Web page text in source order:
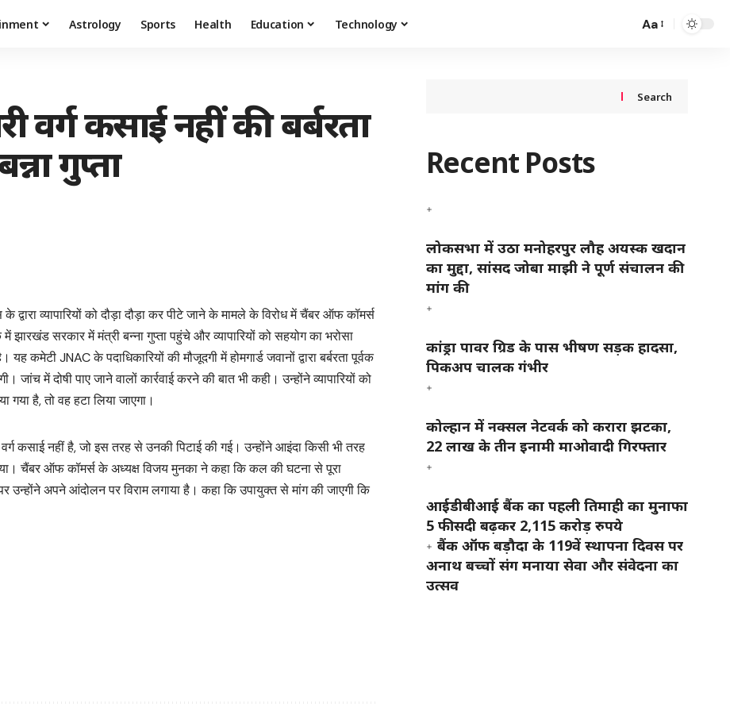
Astrology Sports Health Education Technology Aa
वर्ग कसाई नहीं की बर्बरता
गुप्ता
व्यापारियों को दौड़ा दौड़ा कर पीटे जाने के मामले के विरोध में चैंबर ऑफ कॉमर्स
सरकार में मंत्री बन्ना गुप्ता पहुंचे और व्यापारियों को सहयोग का भरोसा
कमेटी JNAC के पदाधिकारियों की मौजूदगी में होमगार्ड जवानों द्वारा बर्बरता पूर्वक
जांच में दोषी पाए जाने वालों कार्रवाई करने की बात भी कही। उन्होंने व्यापारियों को
गया है, तो वह हटा लिया जाएगा।
वर्ग कसाई नहीं है, जो इस तरह से उनकी पिटाई की गई। उन्होंने आइंदा किसी भी तरह
चैंबर ऑफ कॉमर्स के अध्यक्ष विजय मुनका ने कहा कि कल की घटना से पूरा
उन्होंने अपने आंदोलन पर विराम लगाया है। कहा कि उपायुक्त से मांग की जाएगी कि
Search
Recent Posts
लोकसभा में उठा मनोहरपुर लौह अयस्क खदान
का मुद्दा, सांसद जोबा माझी ने पूर्ण संचालन की
मांग की
कांड्रा पावर ग्रिड के पास भीषण सड़क हादसा,
पिकअप चालक गंभीर
कोल्हान में नक्सल नेटवर्क को करारा झटका,
22 लाख के तीन इनामी माओवादी गिरफ्तार
आईडीबीआई बैंक का पहली तिमाही का मुनाफा
5 फीसदी बढ़कर 2,115 करोड़ रुपये
बैंक ऑफ बड़ौदा के 119वें स्थापना दिवस पर
अनाथ बच्चों संग मनाया सेवा और संवेदना का
उत्सव